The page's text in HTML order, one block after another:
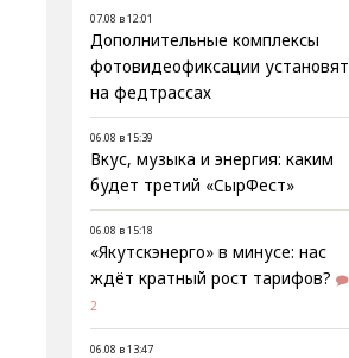
07.08 в 12:01
Дополнительные комплексы
фотовидеофиксации установят
на федтрассах
06.08 в 15:39
Вкус, музыка и энергия: каким
будет третий «СырФест»
06.08 в 15:18
«Якутскэнерго» в минусе: нас
ждёт кратный рост тарифов?
2
06.08 в 13:47